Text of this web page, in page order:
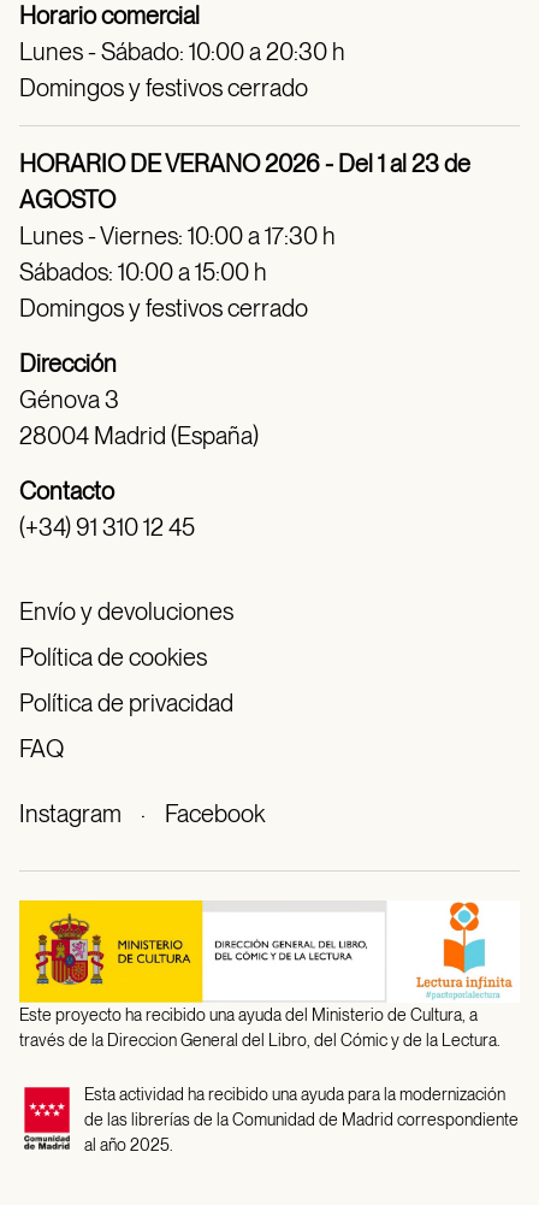
Horario comercial
Lunes - Sábado: 10:00 a 20:30 h
Domingos y festivos cerrado
HORARIO DE VERANO 2026 - Del 1 al 23 de
AGOSTO
Lunes - Viernes: 10:00 a 17:30 h
Sábados: 10:00 a 15:00 h
Domingos y festivos cerrado
Dirección
Génova 3
28004 Madrid (España)
Contacto
(+34) 91 310 12 45
Envío y devoluciones
Política de cookies
Política de privacidad
FAQ
Instagram · Facebook
Este proyecto ha recibido una ayuda del Ministerio de Cultura, a
través de la Direccion General del Libro, del Cómic y de la Lectura.
Esta actividad ha recibido una ayuda para la modernización
de las librerías de la Comunidad de Madrid correspondiente
al año 2025.